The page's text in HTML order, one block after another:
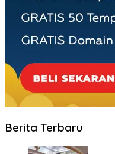
Berita Terbaru